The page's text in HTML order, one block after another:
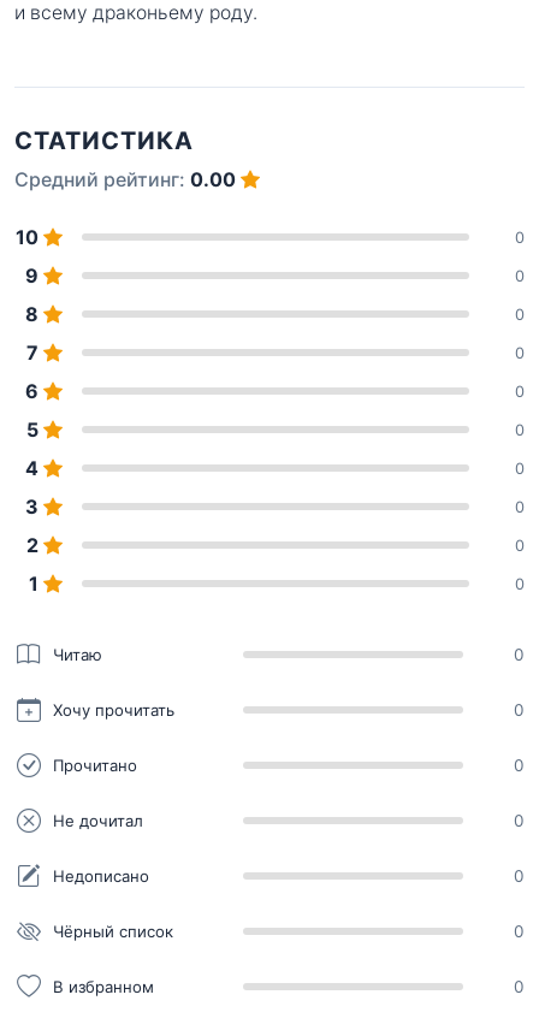
и всему драконьему роду.
СТАТИСТИКА
Средний рейтинг: 0.00
10 0
9 0
8 0
7 0
6 0
5 0
4 0
3 0
2 0
1 0
Читаю 0
Хочу прочитать 0
Прочитано 0
Не дочитал 0
Недописано 0
Чёрный список 0
В избранном 0